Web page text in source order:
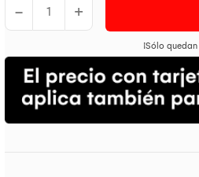
- +
¡Sólo quedan